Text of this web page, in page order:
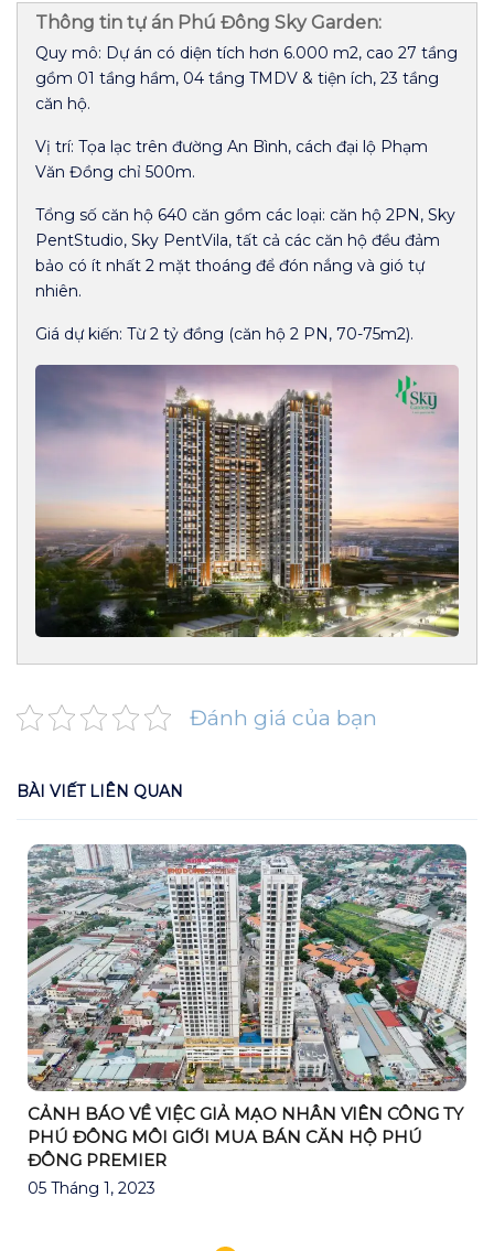
Thông tin tự án Phú Đông Sky Garden:
Quy mô: Dự án có diện tích hơn 6.000 m2, cao 27 tầng
gồm 01 tầng hầm, 04 tầng TMDV & tiện ích, 23 tầng
căn hộ.
Vị trí: Tọa lạc trên đường An Bình, cách đại lộ Phạm
Văn Đồng chỉ 500m.
Tổng số căn hộ 640 căn gồm các loại: căn hộ 2PN, Sky
PentStudio, Sky PentVila, tất cả các căn hộ đều đảm
bảo có ít nhất 2 mặt thoáng để đón nắng và gió tự
nhiên.
Giá dự kiến: Từ 2 tỷ đồng (căn hộ 2 PN, 70-75m2).
Đánh giá của bạn
BÀI VIẾT LIÊN QUAN
CẢNH BÁO VỀ VIỆC GIẢ MẠO NHÂN VIÊN CÔNG TY
PHÚ ĐÔNG MÔI GIỚI MUA BÁN CĂN HỘ PHÚ
ĐÔNG PREMIER
05 Tháng 1, 2023